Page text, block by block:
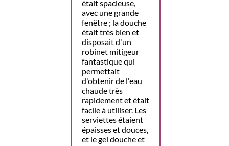
était spacieuse,
avec une grande
fenêtre ; la douche
était très bien et
disposait d'un
robinet mitigeur
fantastique qui
permettait
d'obtenir de l'eau
chaude très
rapidement et était
facile à utiliser. Les
serviettes étaient
épaisses et douces,
et le gel douche et